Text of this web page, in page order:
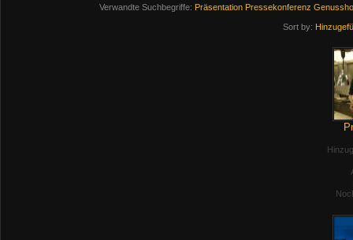
Verwandte Suchbegriffe: Präsentation Pressekonferenz
Sort by: